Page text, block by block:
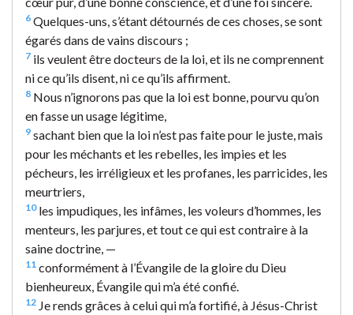
6 Quelques-uns, s’étant détournés de ces choses, se sont
égarés dans de vains discours ;
7 ils veulent être docteurs de la loi, et ils ne comprennent
ni ce qu’ils disent, ni ce qu’ils affirment.
8 Nous n’ignorons pas que la loi est bonne, pourvu qu’on
en fasse un usage légitime,
9 sachant bien que la loi n’est pas faite pour le juste, mais
pour les méchants et les rebelles, les impies et les
pécheurs, les irréligieux et les profanes, les parricides, les
meurtriers,
10les impudiques, les infâmes, les voleurs d’hommes, les
menteurs, les parjures, et tout ce qui est contraire à la
saine doctrine, —
11 conformément à l’Évangile de la gloire du Dieu
bienheureux, Évangile qui m’a été confié.
12 Je rends grâces à celui qui m’a fortifié, à Jésus-Christ